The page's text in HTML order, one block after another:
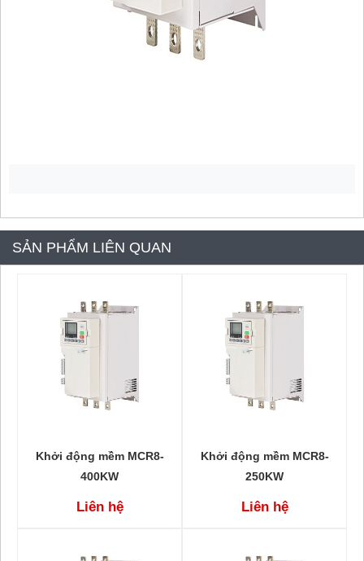
SẢN PHẨM LIÊN QUAN
Khởi động mềm MCR8-
400KW
Liên hệ
Khởi động mềm MCR8-
250KW
Liên hệ